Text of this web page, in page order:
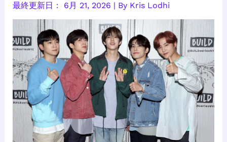
6月 21, 2026 | By Kris Lodhi